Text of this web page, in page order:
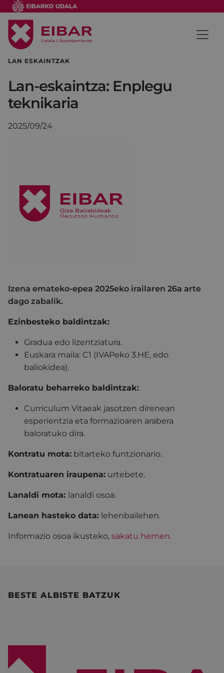
LAN ESKAINTZAK
Lan-eskaintza: Enplegu
teknikaria
2025/09/24
Izena emateko-epea 2025eko irailaren 26a arte
dago zabalik.
Ezinbesteko baldintzak:
Gradua edo lizentziatura.
Euskara maila: C1 (IVAPeko 3.HE, edo
baliokidea).
Baloratu beharreko baldintzak:
Curriculum Vitaeak jasotzen direnean
esperientzia eta formazioaren arabera
baloratuko dira.
Kontratu mota: bitarteko funtzionario.
Kontratuaren iraupena: urtebete.
Lanaldi mota: lanaldi osoa.
Lanean hasteko data: lehenbailehen.
Informazio osoa ikusteko, sakatu hemen.
BESTE ALBISTE BATZUK